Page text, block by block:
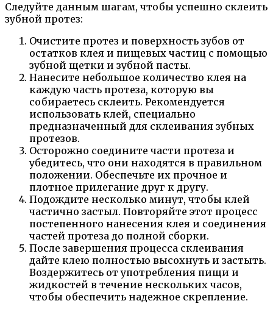
Следуйте данным шагам, чтобы успешно склеить
зубной протез:
Очистите протез и поверхность зубов от
остатков клея и пищевых частиц с помощью
зубной щетки и зубной пасты.
Нанесите небольшое количество клея на
каждую часть протеза, которую вы
собираетесь склеить. Рекомендуется
использовать клей, специально
предназначенный для склеивания зубных
протезов.
Осторожно соедините части протеза и
убедитесь, что они находятся в правильном
положении. Обеспечьте их прочное и
плотное прилегание друг к другу.
Подождите несколько минут, чтобы клей
частично застыл. Повторяйте этот процесс
постепенного нанесения клея и соединения
частей протеза до полной сборки.
После завершения процесса склеивания
дайте клею полностью высохнуть и застыть.
Воздержитесь от употребления пищи и
жидкостей в течение нескольких часов,
чтобы обеспечить надежное скрепление.